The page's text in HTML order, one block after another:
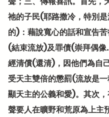
祂的子民(耶路撒冷，特別
的)：藉說寬心的話和宣告
(結束流放)及罪債(崇拜偶
經清償(還清)，因他們為自
受天主雙倍的懲罰(流放是
顯天主的公義和愛)。其次
聲要人在曠野和荒原為上主